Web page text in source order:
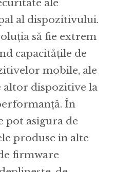
ale
al dispozitivului.
să fie extrem
capacitățile de
mobile, ale
altor dispozitive la
În
pot asigura de
produse in alte
firmware